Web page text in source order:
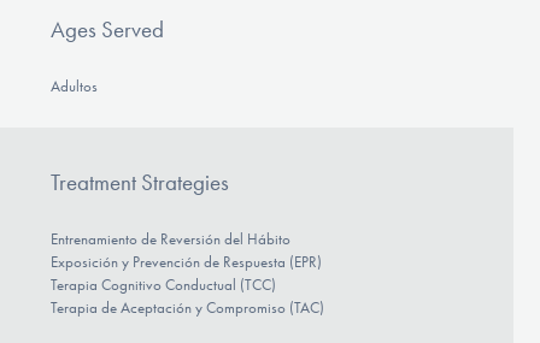
Ages Served
Adultos
Treatment Strategies
Entrenamiento de Reversión del Hábito
Exposición y Prevención de Respuesta (EPR)
Terapia Cognitivo Conductual (TCC)
Terapia de Aceptación y Compromiso (TAC)